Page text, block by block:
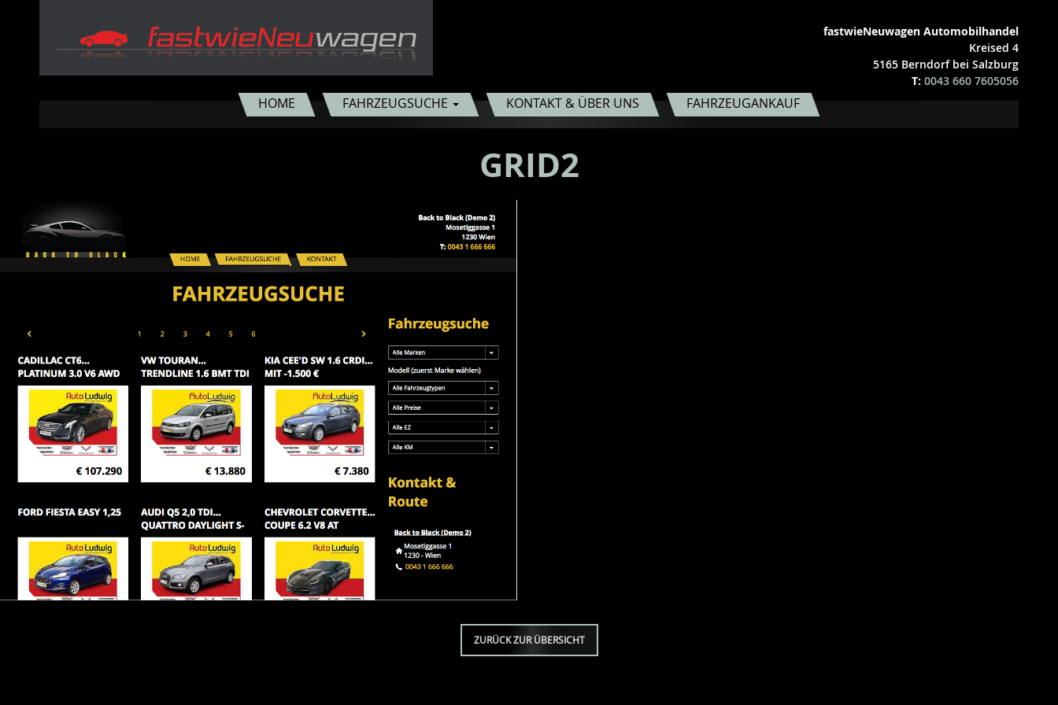
fastwieNeuwagen Automobilhandel
Kreised 4
5165 Berndorf bei Salzburg
T: 0043 660 7605056
HOME FAHRZEUGSUCHE KONTAKT & ÜBER UNS FAHRZEUGANKAUF
GRID2
ZURÜCK ZUR ÜBERSICHT